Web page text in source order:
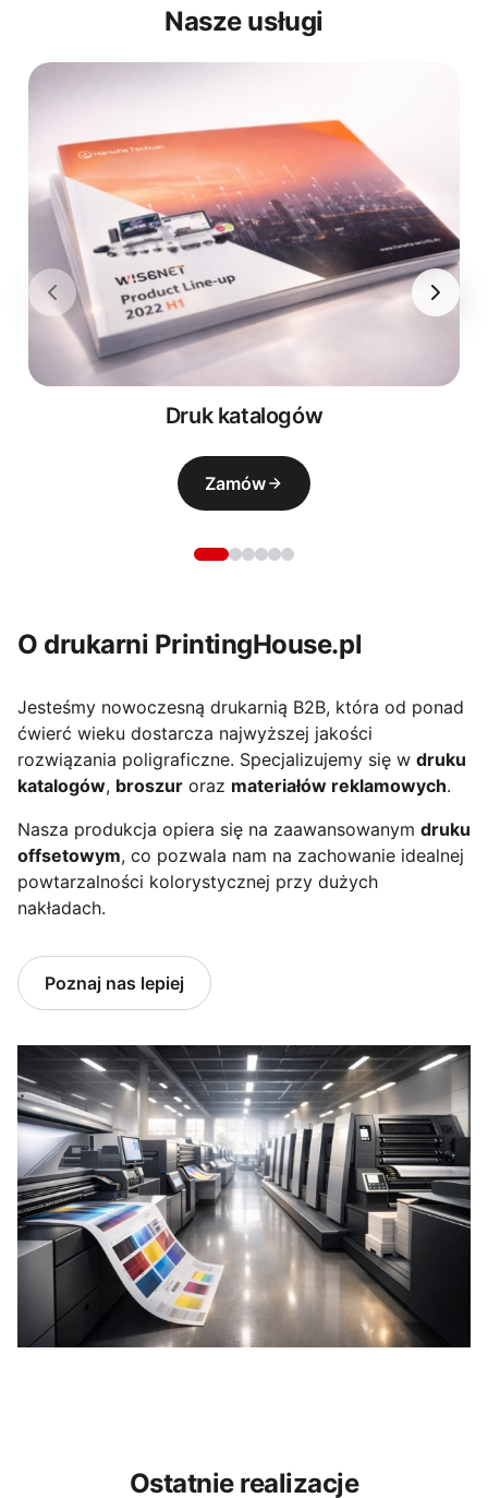
Nasze usługi
Druk katalogów
Zamów
O drukarni PrintingHouse.pl
Jesteśmy nowoczesną drukarnią B2B, która od ponad
ćwierć wieku dostarcza najwyższej jakości
rozwiązania poligraficzne. Specjalizujemy się w druku
katalogów, broszur oraz materiałów reklamowych.
Nasza produkcja opiera się na zaawansowanym druku
offsetowym, co pozwala nam na zachowanie idealnej
powtarzalności kolorystycznej przy dużych
nakładach.
Poznaj nas lepiej
Ostatnie realizacje